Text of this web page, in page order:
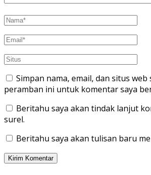
Simpan nama, email, dan situs web
peramban ini untuk komentar saya
Beritahu saya akan tindak lanjut
surel.
Beritahu saya akan tulisan baru